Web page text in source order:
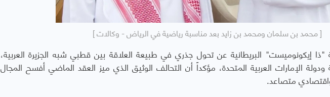
[ محمد بن سلمان ومحمد بن زايد بعد مناسبة رياضية في الرياض - وكالات ]
إيكونوميست" البريطانية عن تحول جذري في طبيعة العلاقة بين قطبي شبه الجزيرة العربية،
ودولة الإمارات العربية المتحدة، مؤكداً أن التحالف الوثيق الذي ميز العقد الماضي أفسح المجال
متصاعد.